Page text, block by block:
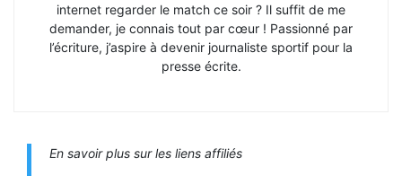
internet regarder le match ce soir ? Il suffit de me
demander, je connais tout par cœur ! Passionné par
l’écriture, j’aspire à devenir journaliste sportif pour la
presse écrite.
En savoir plus sur les liens affiliés